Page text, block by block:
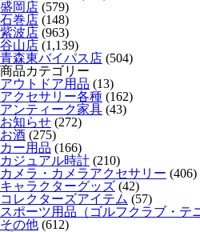
盛岡店 (579)
石巻店 (148)
紫波店 (963)
谷山店 (1,139)
青森東バイパス店 (504)
商品カテゴリー
アウトドア用品 (13)
アクセサリー各種 (162)
アンティーク家具 (43)
お知らせ (272)
お酒 (275)
カー用品 (166)
カジュアル時計 (210)
カメラ・カメラアクセサリー (406)
キャラクターグッズ (42)
コレクターズアイテム (57)
スポーツ用品（ゴルフクラブ・テ
その他 (612)